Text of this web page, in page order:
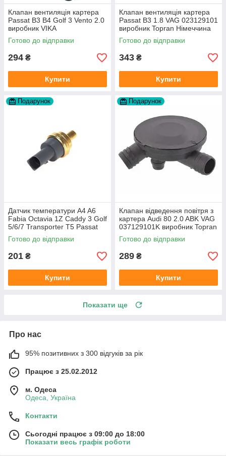
Клапан вентиляція картера
Passat B3 B4 Golf 3 Vento 2.0
виробник VIKA
Готово до відправки
294 ₴
Купити
Клапан вентиляція картера
Passat B3 1.8 VAG 023129101
виробник Topran Німеччина
Готово до відправки
343 ₴
Купити
Подарунок
Датчик температури A4 A6
Fabia Octavia 1Z Caddy 3 Golf
5/6/7 Transporter T5 Passat
B6 (колір сірий)
Готово до відправки
201 ₴
Купити
Подарунок
Клапан відведення повітря з
картера Audi 80 2.0 ABK VAG
037129101K виробник Topran
Німеччина
Готово до відправки
289 ₴
Купити
Показати ще
Про нас
95% позитивних з 300 відгуків за рік
Працює з 25.02.2012
м. Одеса
Одеса, Україна
Контакти
Сьогодні працює з 09:00 до 18:00
Показати весь графік роботи